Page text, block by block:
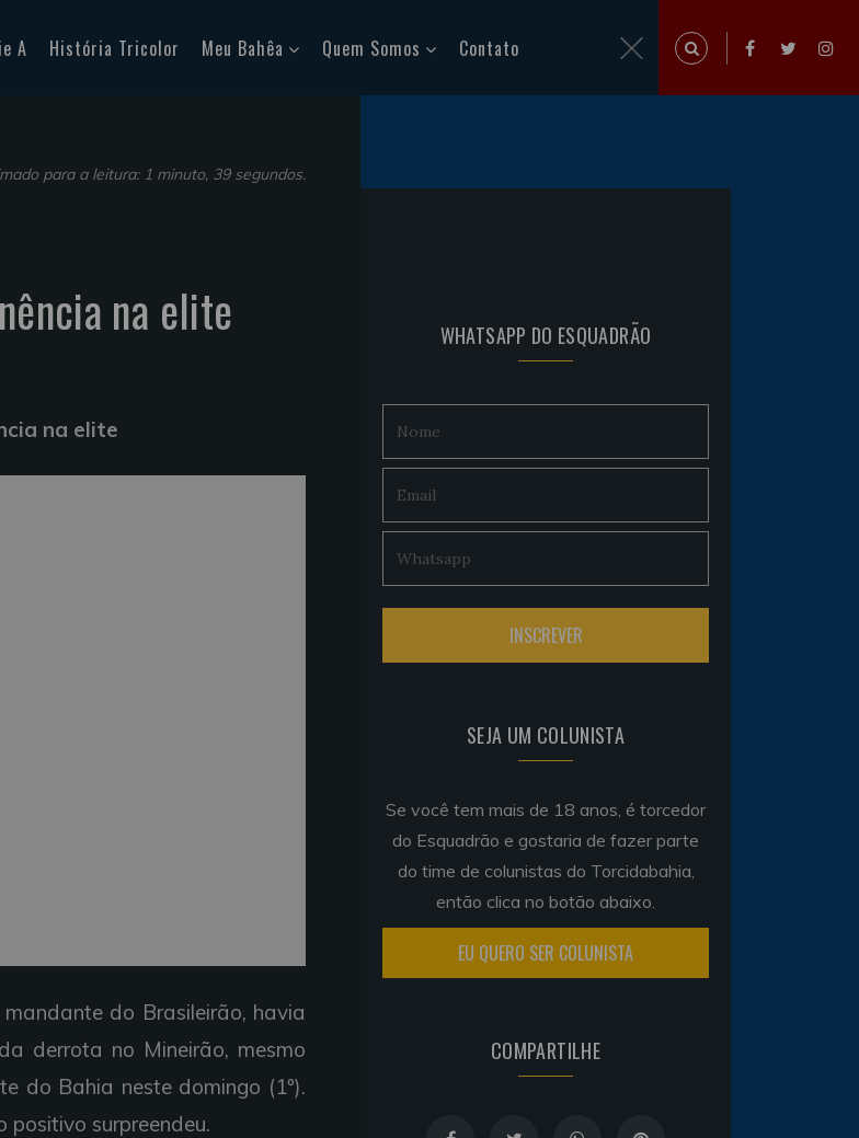
A História Tricolor Meu Bahêa Quem Somos Contato
para a leitura: 1 minuto, 39 segundos.
na elite
na elite
do Brasileirão, havia
derrota no Mineirão, mesmo
do Bahia neste domingo (1º).
positivo surpreendeu.
WHATSAPP DO ESQUADRÃO
SEJA UM COLUNISTA
Se você tem mais de 18 anos, é torcedor
do Esquadrão e gostaria de fazer parte
do time de colunistas do Torcidabahia,
então clica no botão abaixo.
EU QUERO SER COLUNISTA
COMPARTILHE